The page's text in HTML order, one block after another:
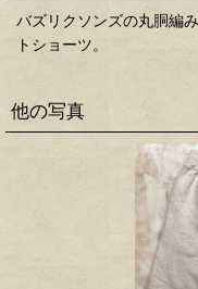
バズリクソンズの丸胴編
トショーツ。
他の写真